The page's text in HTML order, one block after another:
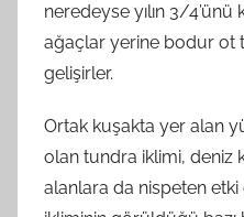
neredeyse yılın 3/
ağaçlar yerine bodur ot
gelişirler.
Ortak kuşakta yer alan
olan tundra iklimi, deniz
alanlara da nispeten